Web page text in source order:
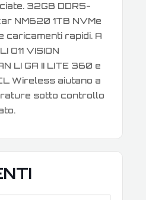
32GB DDR5-
NM620 1TB NVMe
caricamenti rapidi. A
O11 VISION
LI GA II LITE 360 e
Wireless aiutano a
sotto controllo